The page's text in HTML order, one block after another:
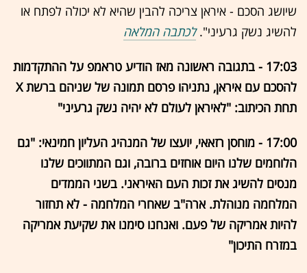
שיושג הסכם - איראן צריכה להבין שהיא לא יכולה לפתח או
להשיג נשק גרעיני". לכתבה המלאה
17:03 - בתגובה ראשונה מאז הודיע טראמפ על ההתקדמות
להסכם עם איראן, נתניהו פרסם תמונה של שניהם ברשת X
תחת הכיתוב: "לאיראן לעולם לא יהיה נשק גרעיני"
17:00 - מוחסן רזאאי, יועצו של המנהיג העליון חמינאי: "גם
הלוחמים שלנו היום אוחזים ברובה, וגם המתווכים שלנו
מנסים להשיג את זכות העם האיראני. בשני הממדים
המלחמה מנוהלת. ארה"ב שאחרי המלחמה - לא תחזור
להיות אמריקה של פעם. ואנחנו סימנו את שקיעת אמריקה
במזרח התיכון"